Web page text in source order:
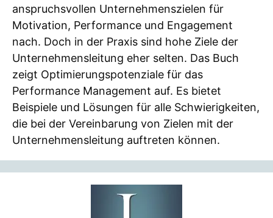
anspruchsvollen Unternehmenszielen für
Motivation, Performance und Engagement
nach. Doch in der Praxis sind hohe Ziele der
Unternehmensleitung eher selten. Das Buch
zeigt Optimierungspotenziale für das
Performance Management auf. Es bietet
Beispiele und Lösungen für alle Schwierigkeiten,
die bei der Vereinbarung von Zielen mit der
Unternehmensleitung auftreten können.